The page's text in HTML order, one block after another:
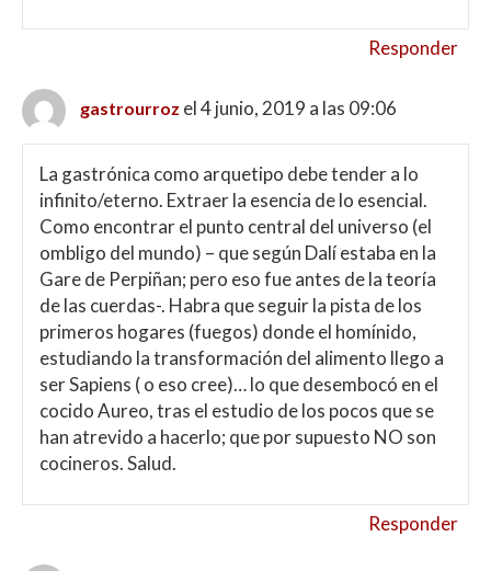
Responder
gastrourroz el 4 junio, 2019 a las 09:06
La gastrónica como arquetipo debe tender a lo
infinito/eterno. Extraer la esencia de lo esencial.
Como encontrar el punto central del universo (el
ombligo del mundo) – que según Dalí estaba en la
Gare de Perpiñan; pero eso fue antes de la teoría
de las cuerdas-. Habra que seguir la pista de los
primeros hogares (fuegos) donde el homínido,
estudiando la transformación del alimento llego a
ser Sapiens ( o eso cree)… lo que desembocó en el
cocido Aureo, tras el estudio de los pocos que se
han atrevido a hacerlo; que por supuesto NO son
cocineros. Salud.
Responder